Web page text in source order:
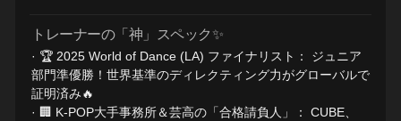
トレーナーの「神」スペック✨
· 🏆 2025 World of Dance (LA) ファイナリスト： ジュニア
部門準優勝！世界基準のディレクティング力がグローバルで
証明済み🔥
· 🏢 K-POP大手事務所＆芸高の「合格請負人」： CUBE、